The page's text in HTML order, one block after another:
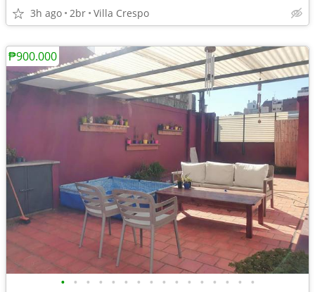
3h ago 2br Villa Crespo
• • • • • • • • • • • • • • • •
₱900.000